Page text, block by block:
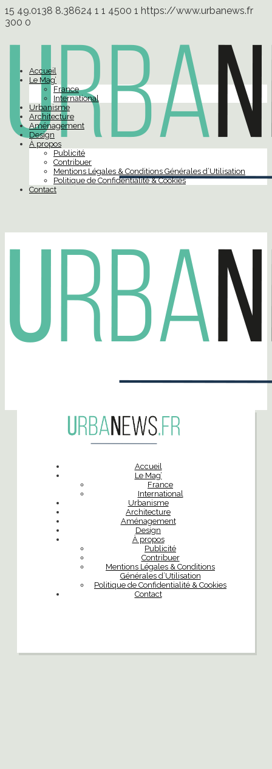
15 49.0138 8.38624 1 1 4500 1 https://www.urbanews.fr
300 0
Accueil
Le Mag’
France
International
Urbanisme
Architecture
Aménagement
Design
À propos
Publicité
Contribuer
Mentions Légales & Conditions Générales d’Utilisation
Politique de Confidentialité & Cookies
Contact
Accueil
Le Mag’
France
International
Urbanisme
Architecture
Aménagement
Design
À propos
Publicité
Contribuer
Mentions Légales & Conditions
Générales d’Utilisation
Politique de Confidentialité & Cookies
Contact